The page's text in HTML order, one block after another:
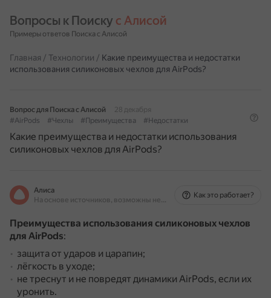
Вопросы к Поиску с Алисой
Примеры ответов Поиска с Алисой
Главная / Технологии / Какие преимущества и недостатки
использования силиконовых чехлов для AirPods?
Вопрос для Поиска с Алисой
28 декабря
#AirPods
#Чехлы #Преимущества #Недостатки
Какие преимущества и недостатки использования
силиконовых чехлов для AirPods?
Алиса
На основе источников, возможны неточности
Как это работает?
Преимущества использования силиконовых чехлов
для AirPods:
защита от ударов и царапин;
лёгкость в уходе;
не треснут и не повредят динамики AirPods, если их
уронить.